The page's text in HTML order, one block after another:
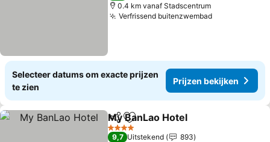
0.4 km vanaf Stadscentrum
Verfrissend buitenzwembad
Selecteer datums om exacte prijzen
te zien
Prijzen bekijken
DelenToevoegen aan favorieten
My BanLao Hotel
4 Sterren
9,7 Uitstekend
893